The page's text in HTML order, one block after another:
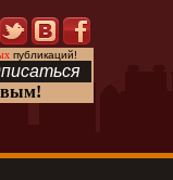
публикаций!